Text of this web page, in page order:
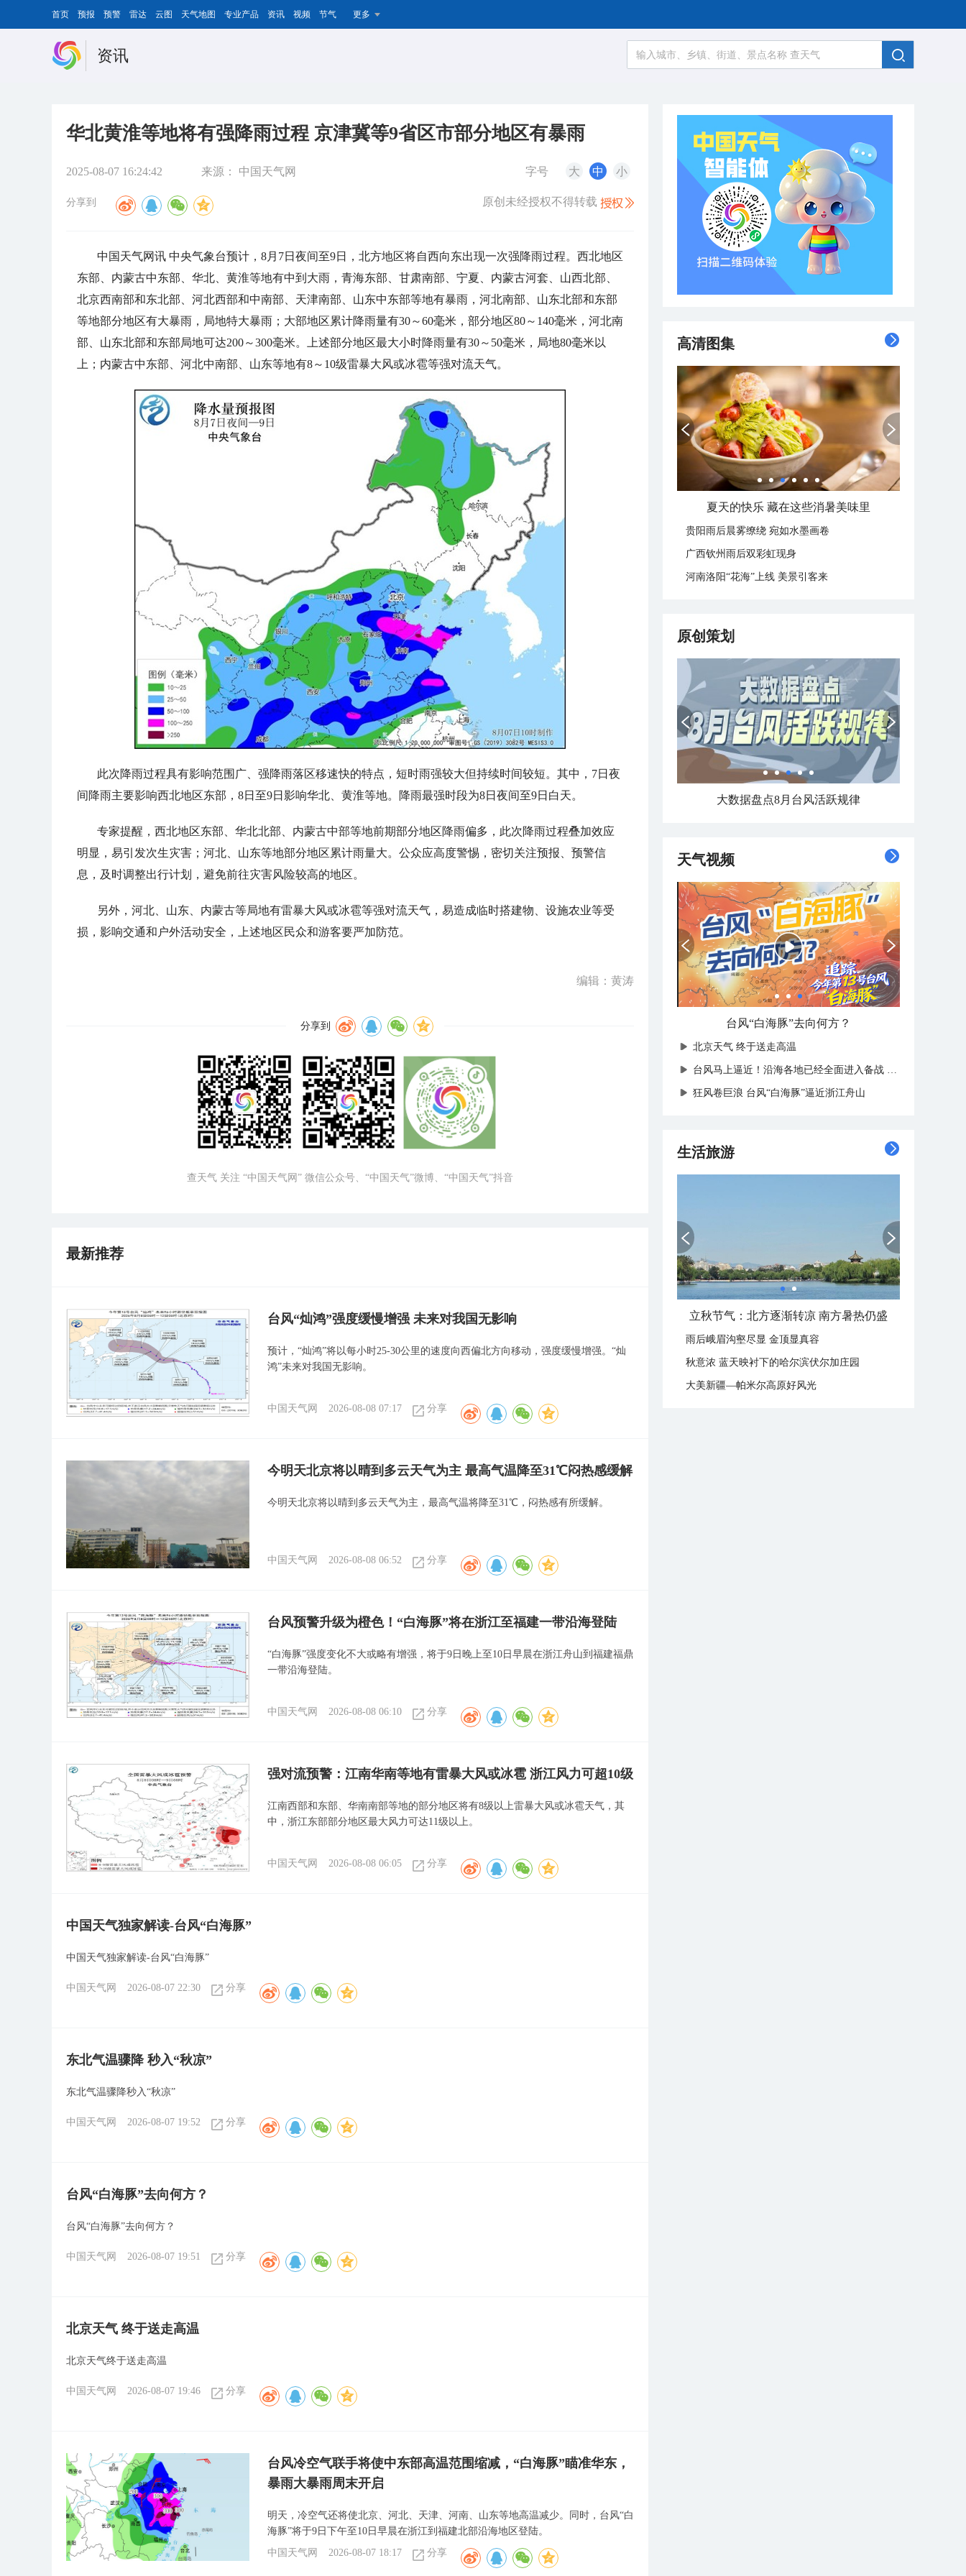
首页 预报 预警 雷达 云图 天气地图 专业产品 资讯 视频 节气 更多
资讯
华北黄淮等地将有强降雨过程 京津冀等9省区市部分地区有暴雨
2025-08-07 16:24:42 来源： 中国天气网 字号 大 中 小
分享到 原创未经授权不得转载
中国天气网讯 中央气象台预计，8月7日夜间至9日，北方地区将自西向东出现一次强降雨过程。西北地区
东部、内蒙古中东部、华北、黄淮等地有中到大雨，青海东部、甘肃南部、宁夏、内蒙古河套、山西北部、
北京西南部和东北部、河北西部和中南部、天津南部、山东中东部等地有暴雨，河北南部、山东北部和东部
等地部分地区有大暴雨，局地特大暴雨；大部地区累计降雨量有30～60毫米，部分地区80～140毫米，河北南
部、山东北部和东部局地可达200～300毫米。上述部分地区最大小时降雨量有30～50毫米，局地80毫米以
上；内蒙古中东部、河北中南部、山东等地有8～10级雷暴大风或冰雹等强对流天气。
此次降雨过程具有影响范围广、强降雨落区移速快的特点，短时雨强较大但持续时间较短。其中，7日夜
间降雨主要影响西北地区东部，8日至9日影响华北、黄淮等地。降雨最强时段为8日夜间至9日白天。
专家提醒，西北地区东部、华北北部、内蒙古中部等地前期部分地区降雨偏多，此次降雨过程叠加效应
明显，易引发次生灾害；河北、山东等地部分地区累计雨量大。公众应高度警惕，密切关注预报、预警信
息，及时调整出行计划，避免前往灾害风险较高的地区。
另外，河北、山东、内蒙古等局地有雷暴大风或冰雹等强对流天气，易造成临时搭建物、设施农业等受
损，影响交通和户外活动安全，上述地区民众和游客要严加防范。
编辑：黄涛
分享到
查天气 关注 “中国天气网” 微信公众号、“中国天气”微博、“中国天气”抖音
最新推荐
台风“灿鸿”强度缓慢增强 未来对我国无影响
预计，“灿鸿”将以每小时25-30公里的速度向西偏北方向移动，强度缓慢增强。“灿
鸿”未来对我国无影响。
中国天气网 2026-08-08 07:17 分享
今明天北京将以晴到多云天气为主 最高气温降至31℃闷热感缓解
今明天北京将以晴到多云天气为主，最高气温将降至31℃，闷热感有所缓解。
中国天气网 2026-08-08 06:52 分享
台风预警升级为橙色！“白海豚”将在浙江至福建一带沿海登陆
“白海豚”强度变化不大或略有增强，将于9日晚上至10日早晨在浙江舟山到福建福鼎
一带沿海登陆。
中国天气网 2026-08-08 06:10 分享
强对流预警：江南华南等地有雷暴大风或冰雹 浙江风力可超10级
江南西部和东部、华南南部等地的部分地区将有8级以上雷暴大风或冰雹天气，其
中，浙江东部部分地区最大风力可达11级以上。
中国天气网 2026-08-08 06:05 分享
中国天气独家解读-台风“白海豚”
中国天气独家解读-台风“白海豚”
中国天气网 2026-08-07 22:30 分享
东北气温骤降 秒入“秋凉”
东北气温骤降秒入“秋凉”
中国天气网 2026-08-07 19:52 分享
台风“白海豚”去向何方？
台风“白海豚”去向何方？
中国天气网 2026-08-07 19:51 分享
北京天气 终于送走高温
北京天气终于送走高温
中国天气网 2026-08-07 19:46 分享
台风冷空气联手将使中东部高温范围缩减，“白海豚”瞄准华东，
暴雨大暴雨周末开启
明天，冷空气还将使北京、河北、天津、河南、山东等地高温减少。同时，台风“白
海豚”将于9日下午至10日早晨在浙江到福建北部沿海地区登陆。
中国天气网
2026-08-07 18:17 分享
高清图集
夏天的快乐 藏在这些消暑美味里
贵阳雨后晨雾缭绕 宛如水墨画卷
广西钦州雨后双彩虹现身
河南洛阳“花海”上线 美景引客来
原创策划
大数据盘点8月台风活跃规律
天气视频
台风“白海豚”去向何方？
北京天气 终于送走高温
台风马上逼近！沿海各地已经全面进入备战状态
狂风卷巨浪 台风“白海豚”逼近浙江舟山
生活旅游
立秋节气：北方逐渐转凉 南方暑热仍盛
雨后峨眉沟壑尽显 金顶显真容
秋意浓 蓝天映衬下的哈尔滨伏尔加庄园
大美新疆—帕米尔高原好风光